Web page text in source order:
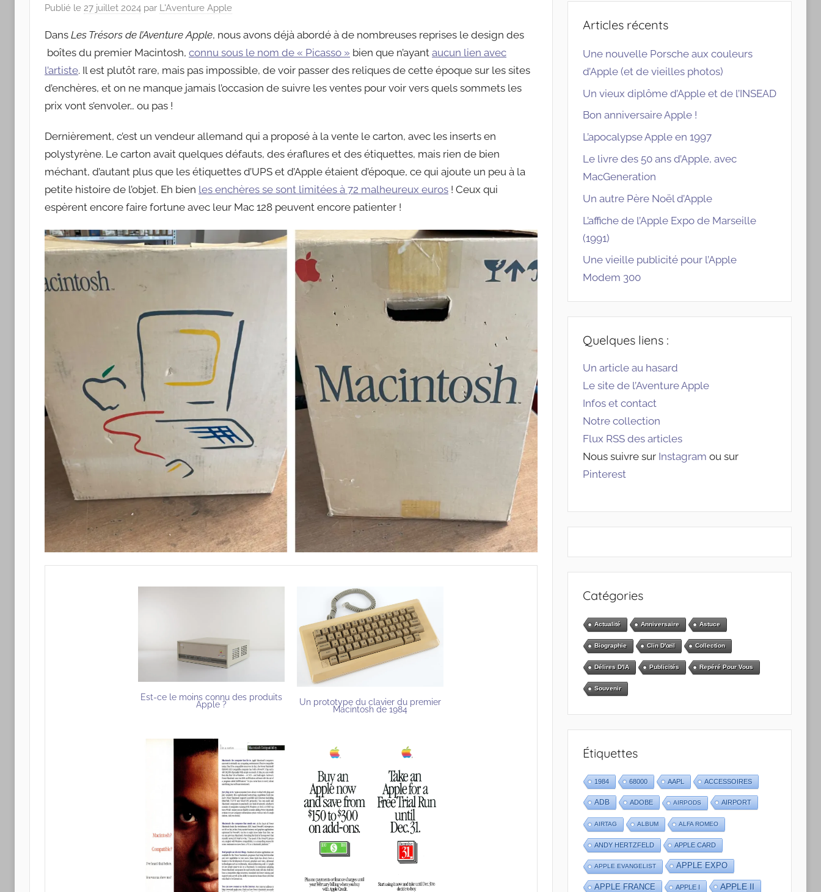
Apple
Publié le 27 juillet 2024 par L'Aventure Apple
Dans Les Trésors de l’Aventure Apple, nous avons déjà abordé à de nombreuses reprises le design des
boîtes du premier Macintosh, connu sous le nom de « Picasso » bien que n’ayant aucun lien avec
l’artiste. Il est plutôt rare, mais pas impossible, de voir passer des reliques de cette époque sur les sites
d’enchères, et on ne manque jamais l’occasion de suivre les ventes pour voir vers quels sommets les
prix vont s’envoler… ou pas !
Dernièrement, c’est un vendeur allemand qui a proposé à la vente le carton, avec les inserts en
polystyrène. Le carton avait quelques défauts, des éraflures et des étiquettes, mais rien de bien
méchant, d’autant plus que les étiquettes d’UPS et d’Apple étaient d’époque, ce qui ajoute un peu à la
petite histoire de l’objet. Eh bien les enchères se sont limitées à 72 malheureux euros ! Ceux qui
espèrent encore faire fortune avec leur Mac 128 peuvent encore patienter !
Est-ce le moins connu des produits
Apple ? Un prototype du clavier du premier
Macintosh de 1984
Articles récents
Une nouvelle Porsche aux couleurs
d’Apple (et de vieilles photos)
Un vieux diplôme d’Apple et de l’INSEAD
Bon anniversaire Apple !
L’apocalypse Apple en 1997
Le livre des 50 ans d’Apple, avec
MacGeneration
Un autre Père Noël d’Apple
L’affiche de l’Apple Expo de Marseille
(1991)
Une vieille publicité pour l’Apple
Modem 300
Quelques liens :
Un article au hasard
Le site de l’Aventure Apple
Infos et contact
Notre collection
Flux RSS des articles
Nous suivre sur Instagram ou sur
Pinterest
Catégories
Actualité Anniversaire Astuce
Biographie Clin D'œil Collection
Délires D'IA Publicités Repéré Pour Vous
Souvenir
Étiquettes
1984 68000 AAPL ACCESSOIRES
ADB ADOBE AIRPODS AIRPORT
AIRTAG ALBUM ALFA ROMEO
ANDY HERTZFELD APPLE CARD
APPLE EVANGELIST APPLE EXPO
APPLE FRANCE APPLE I APPLE II